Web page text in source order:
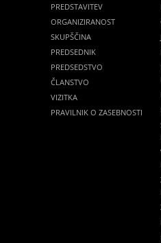
PREDSTAVITEV
ORGANIZIRANOST
SKUPŠČINA
PREDSEDNIK
PREDSEDSTVO
ČLANSTVO
VIZITKA
PRAVILNIK O ZASEBNOSTI